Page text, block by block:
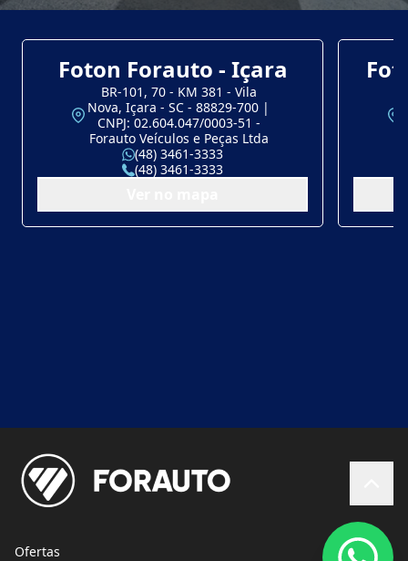
Foton Forauto - Içara
BR-101, 70 - KM 381 - Vila
Nova, Içara - SC - 88829-700 |
CNPJ: 02.604.047/0003-51 -
Forauto Veículos e Peças Ltda
(48) 3461-3333
(48) 3461-3333
Ofertas